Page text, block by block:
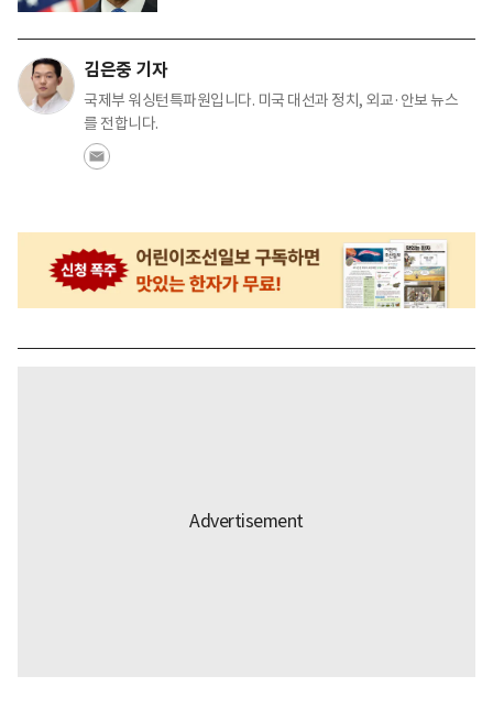
김은중 기자
국제부 워싱턴특파원입니다. 미국 대선과 정치, 외교·안보 뉴스
를 전합니다.